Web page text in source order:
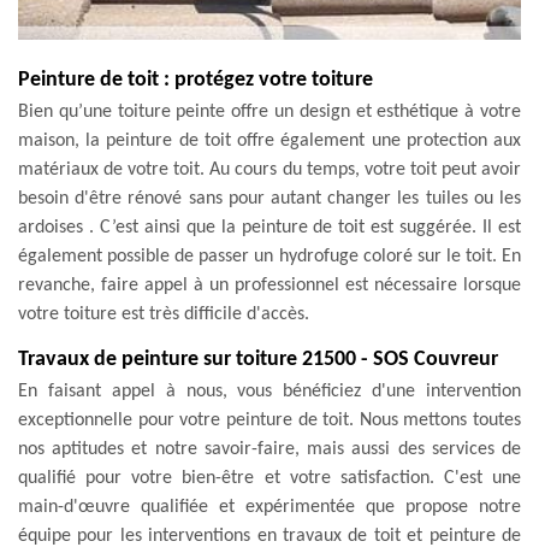
Peinture de toit : protégez votre toiture
Bien qu’une toiture peinte offre un design et esthétique à votre
maison, la peinture de toit offre également une protection aux
matériaux de votre toit. Au cours du temps, votre toit peut avoir
besoin d'être rénové sans pour autant changer les tuiles ou les
ardoises . C’est ainsi que la peinture de toit est suggérée. Il est
également possible de passer un hydrofuge coloré sur le toit. En
revanche, faire appel à un professionnel est nécessaire lorsque
votre toiture est très difficile d'accès.
Travaux de peinture sur toiture 21500 - SOS Couvreur
En faisant appel à nous, vous bénéficiez d'une intervention
exceptionnelle pour votre peinture de toit. Nous mettons toutes
nos aptitudes et notre savoir-faire, mais aussi des services de
qualifié pour votre bien-être et votre satisfaction. C'est une
main-d'œuvre qualifiée et expérimentée que propose notre
équipe pour les interventions en travaux de toit et peinture de